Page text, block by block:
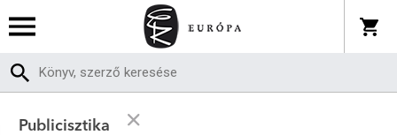
Publicisztika